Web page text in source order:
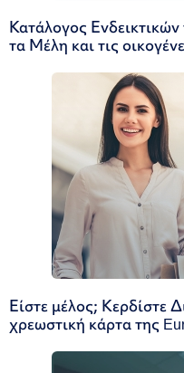
Κατάλογος
τα Μέλη και τις
Είστε μέλος; Κερδίστε
χρεωστική κάρτα της